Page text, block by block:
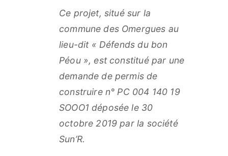
Ce projet, situé sur la
commune des Omergues au
lieu-dit « Défends du bon
Péou », est constitué par une
demande de permis de
construire n° PC 004 140 19
SOOO1 déposée le 30
octobre 2019 par la société
Sun’R.